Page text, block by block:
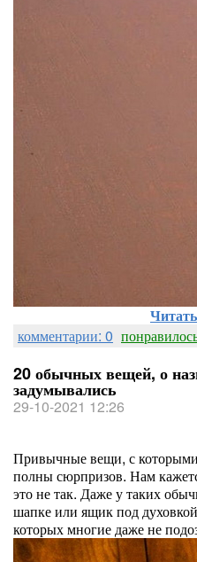
комментарии: 0
20 обычных вещей, о
задумывались
29-10-2021 12:26
Привычные вещи, с
полны сюрпризов. Нам
это не так. Даже у таких
шапке или ящик под
которых многие даже не